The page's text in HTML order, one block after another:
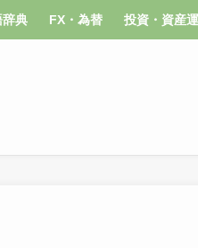
辞典 FX・為替 投資・資産